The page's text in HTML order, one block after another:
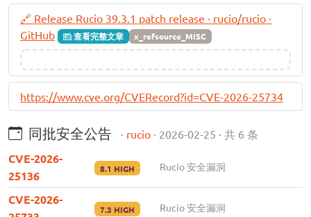
🔗 Release Rucio 39.3.1 patch release · rucio/rucio ·
GitHub
查看完整文章 x_refsource_MISC
https://www.cve.org/CVERecord?id=CVE-2026-25734
同批安全公告 · rucio · 2026-02-25 · 共 6 条
CVE-2026-
25136
8.1 HIGH Rucio 安全漏洞
CVE-2026-
7.3 HIGH Rucio 安全漏洞